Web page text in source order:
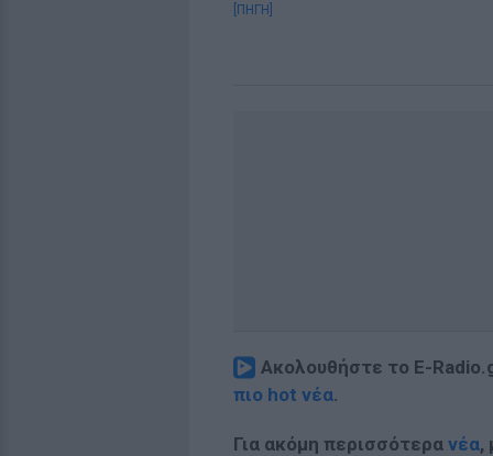
[ΠΗΓΗ]
Ακολουθήστε το E-
πιο hot νέα.
Για ακόμη περισσότερα νέα,